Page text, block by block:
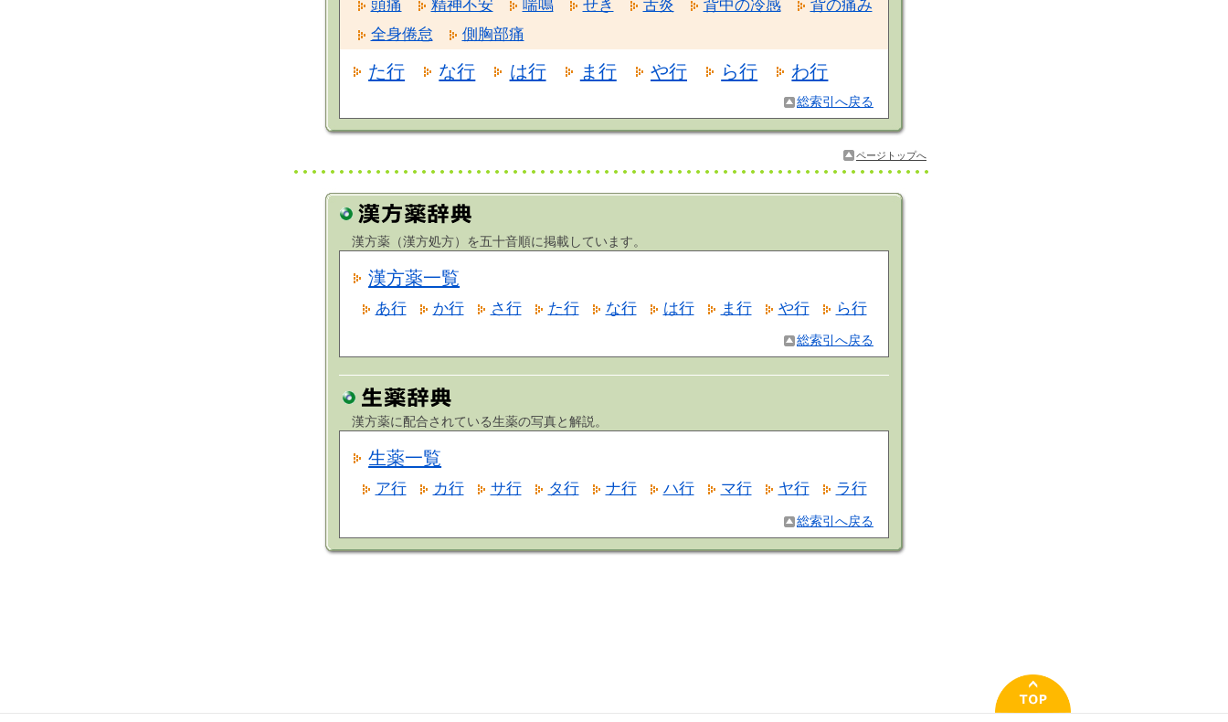
頭痛
精神不安 喘鳴 せき 舌炎 背中の冷感
背の痛み
全身倦怠
側胸部痛
た行 な行 は行 ま行 や行 ら行 わ行
総索引へ戻る
ページトップへ
漢方薬（漢方処方）を五十音順に掲載しています。
漢方薬一覧
あ行 か行 さ行 た行 な行 は行 ま行 や行 ら行
総索引へ戻る
漢方薬に配合されている生薬の写真と解説。
生薬一覧
ア行 カ行 サ行 タ行 ナ行 ハ行 マ行 ヤ行 ラ行
総索引へ戻る